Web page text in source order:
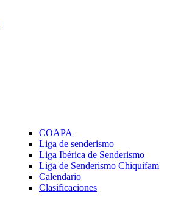
COAPA
Liga de senderismo
Liga Ibérica de Senderismo
Liga de Senderismo Chiquifam
Calendario
Clasificaciones